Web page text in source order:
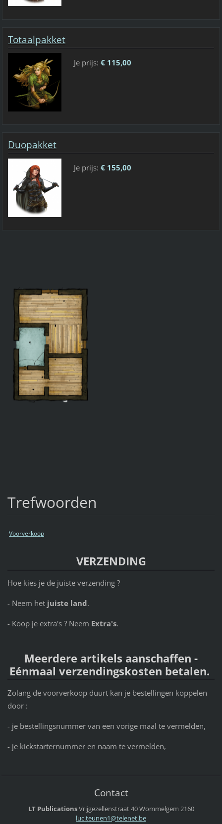
Totaalpakket
Je prijs: € 115,00
Duopakket
Je prijs: € 155,00
Trefwoorden
Voorverkoop
VERZENDING
Hoe kies je de juiste verzending ?
- Neem het juiste land.
- Koop je extra's ? Neem Extra's.
Meerdere artikels aanschaffen -
Eénmaal verzendingskosten betalen.
Zolang de voorverkoop duurt kan je bestellingen koppelen
door :
- je bestellingsnummer van een vorige maal te vermelden,
- je kickstarternummer en naam te vermelden,
Contact
LT PublicationsVrijgezellenstraat 40Wommelgem 2160
luc.teunen1@telenet.be